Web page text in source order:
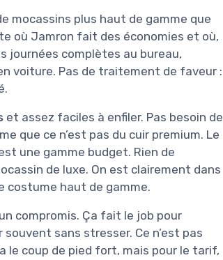
mocassins plus haut de gamme que
où Jamron fait des économies et où,
journées complètes au bureau,
voiture. Pas de traitement de faveur :
et assez faciles à enfiler. Pas besoin de
que ce n’est pas du cuir premium. Le
une gamme budget. Rien de
de luxe. On est clairement dans
costume haut de gamme.
compromis. Ça fait le job pour
sans stresser. Ce n’est pas
coup de pied fort, mais pour le tarif,